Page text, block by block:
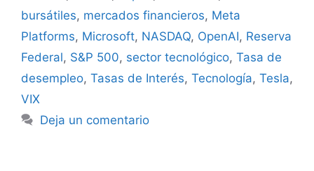
bursátiles, mercados financieros, Meta
Platforms, Microsoft, NASDAQ, OpenAI, Reserva
Federal, S&P 500, sector tecnológico, Tasa de
desempleo, Tasas de Interés, Tecnología, Tesla,
VIX
Deja un comentario